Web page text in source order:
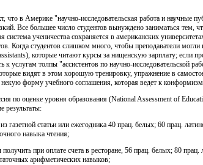
что в Америке "научно-исследовательская работа и научные
Все большее число студентов вынуждено заниматься тем,
ученичества сохраняется в американских
Когда студентов слишком много, чтобы преподаватели могли
которые читают курсы за нищенскую зарплату; если
услугам толпы "ассистентов по научно-исследовательской
видят в этом хорошую тренировку, упражнение в
форму учебного соглашения, которая ведет к
по оценке уровня образования (National Assessment of
результаты:
газетной статьи или ежегодника 40 прац. белых; 60 прац.
навыка чтения;
при оплате счета в ресторане, 56 прац. белых; 80
арифметических навыков;